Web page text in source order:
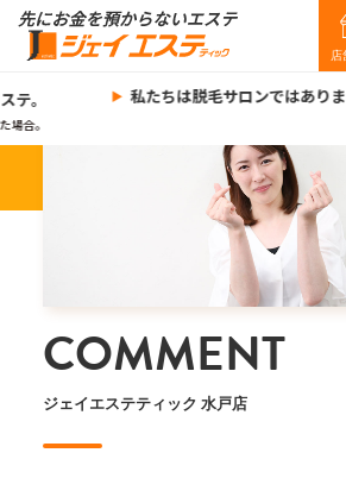
店
テ。
場合。
私たちは脱毛サロンではあり
COMMENT
ジェイエステティック 水戸店